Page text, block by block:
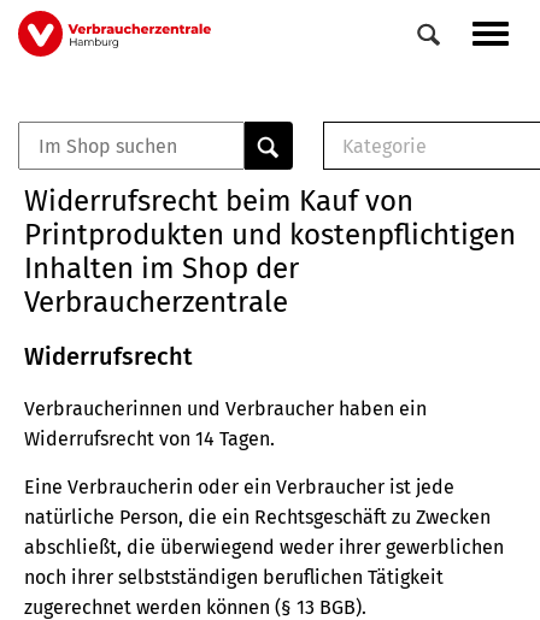
Direkt
zum
Veranstaltungen
0
Elemente
Kategorie
Musterbrief (RTF)
E-Broschüre
Widerrufsrecht beim Kauf von
Printprodukten und kostenpflichtigen
Inhalten im Shop der
Verbraucherzentrale
Widerrufsrecht
Verbraucherinnen und Verbraucher haben ein
Widerrufsrecht von 14 Tagen.
Eine Verbraucherin oder ein Verbraucher ist jede
natürliche Person, die ein Rechtsgeschäft zu Zwecken
abschließt, die überwiegend weder ihrer gewerblichen
noch ihrer selbstständigen beruflichen Tätigkeit
zugerechnet werden können (§ 13 BGB).